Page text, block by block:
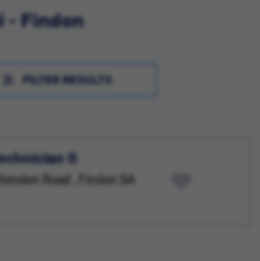
- Findon
FILTER RESULTS
II
Road , Findon SA